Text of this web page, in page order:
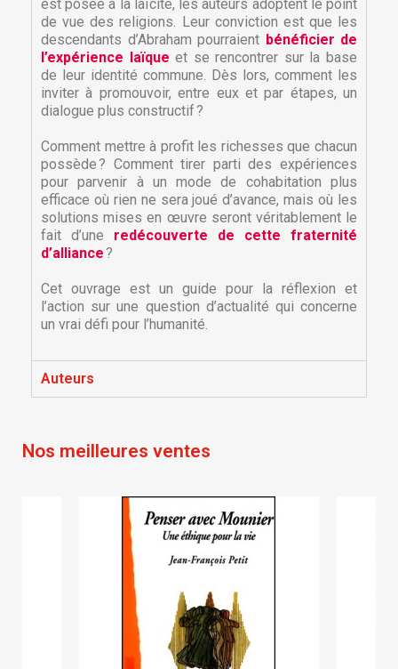
Ajouter à ma liste d'envies ×
Créer une liste d'envies
Nom de la liste d'envies
Vous devez être connecté pour ajouter des produits
à votre liste d'envies.
Annuler Connexion
est posée à la laïcité, les auteurs adoptent le point
de vue des religions. Leur conviction est que les
descendants d’Abraham pourraient bénéficier de
l’expérience laïque et se rencontrer sur la base
de leur identité commune. Dès lors, comment les
inviter à promouvoir, entre eux et par étapes, un
dialogue plus constructif ?
Comment mettre à profit les richesses que chacun
possède ? Comment tirer parti des expériences
pour parvenir à un mode de cohabitation plus
efficace où rien ne sera joué d’avance, mais où les
solutions mises en œuvre seront véritablement le
fait d’une redécouverte de cette fraternité
d’alliance?
Cet ouvrage est un guide pour la réflexion et
l’action sur une question d’actualité qui concerne
un vrai défi pour l’humanité.
Auteurs
Nos meilleures ventes